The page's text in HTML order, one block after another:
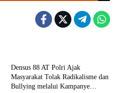
Densus 88 AT Polri Ajak
Masyarakat Tolak Radikalisme dan
Bullying melalui Kampanye
TNI - POLRI